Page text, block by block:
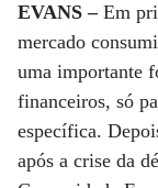
EVANS –Em
mercado
uma importante
financeiros, só
específica.
após a crise da